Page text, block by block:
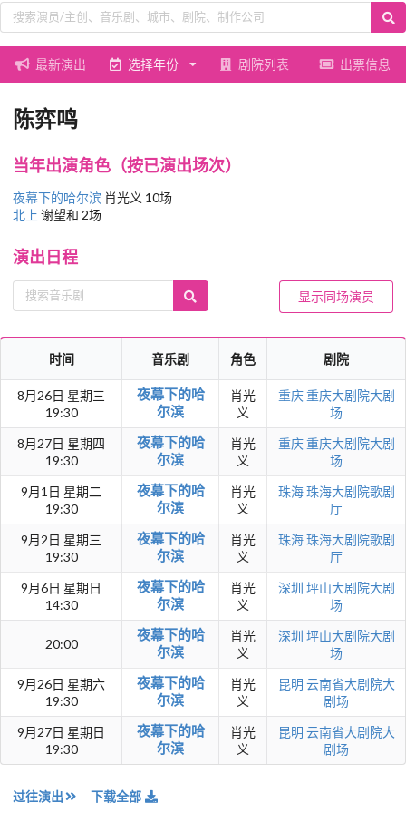
最新演出 选择年份 剧院列表 出票信息
陈弈鸣
当年出演角色（按已演出场次）
夜幕下的哈尔滨 肖光义 10场
北上 谢望和 2场
演出日程
显示同场演员
时间 音乐剧 角色 剧院
8月26日 星期三
19:30
夜幕下的哈
尔滨
肖光
义
重庆重庆大剧院大剧
场
8月27日 星期四
19:30
夜幕下的哈
尔滨
肖光
义
重庆重庆大剧院大剧
场
9月1日 星期二
19:30
夜幕下的哈
尔滨
肖光
义
珠海珠海大剧院歌剧
厅
9月2日 星期三
19:30
夜幕下的哈
尔滨
肖光
义
珠海珠海大剧院歌剧
厅
9月6日 星期日
14:30
夜幕下的哈
尔滨
肖光
义
深圳 坪山大剧院大剧
场
20:00
夜幕下的哈
尔滨
肖光
义
深圳 坪山大剧院大剧
场
9月26日 星期六
19:30
夜幕下的哈
尔滨
肖光
义
昆明 云南省大剧院大
剧场
9月27日 星期日
19:30
夜幕下的哈
尔滨
肖光
义
昆明 云南省大剧院大
剧场
过往演出 下载全部